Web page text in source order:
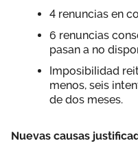
4 renuncias en
6 renuncias
pasan a no
Imposibilidad
menos, seis
de dos meses.
Nuevas causas